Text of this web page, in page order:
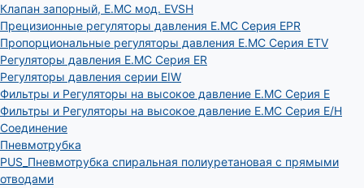
Клапан запорный, E.MC мод. EVSH
Прецизионные регуляторы давления E.MC Серия EPR
Пропорциональные регуляторы давления E.MC Серия ETV
Регуляторы давления E.MC Серия ER
Регуляторы давления серии EIW
Фильтры и Регуляторы на высокое давление E.MC Серия E
Фильтры и Регуляторы на высокое давление E.MC Серия E/H
Соединение
Пневмотрубка
PUS_Пневмотрубка спиральная полиуретановая с прямыми
отводами